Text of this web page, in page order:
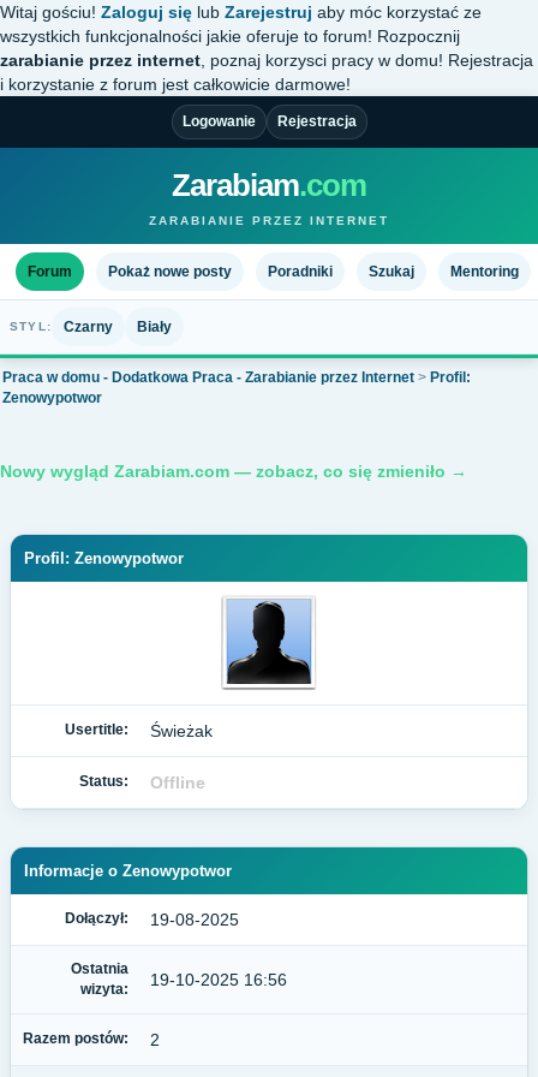
Witaj gościu! Zaloguj się lub Zarejestruj aby móc korzystać ze
wszystkich funkcjonalności jakie oferuje to forum! Rozpocznij
zarabianie przez internet , poznaj korzysci pracy w domu! Rejestracja
i korzystanie z forum jest całkowicie darmowe!
Logowanie Rejestracja
Zarabiam.com
ZARABIANIE PRZEZ INTERNET
Forum Pokaż nowe posty Poradniki Szukaj Mentoring
STYL: Czarny Biały
Praca w domu - Dodatkowa Praca - Zarabianie przez Internet > Profil:
Zenowypotwor
Nowy wygląd Zarabiam.com — zobacz, co się zmieniło →
Profil: Zenowypotwor
Usertitle: Świeżak
Status: Offline
Informacje o Zenowypotwor
Dołączył: 19-08-2025
Ostatnia
wizyta:
19-10-2025 16:56
Razem postów: 2